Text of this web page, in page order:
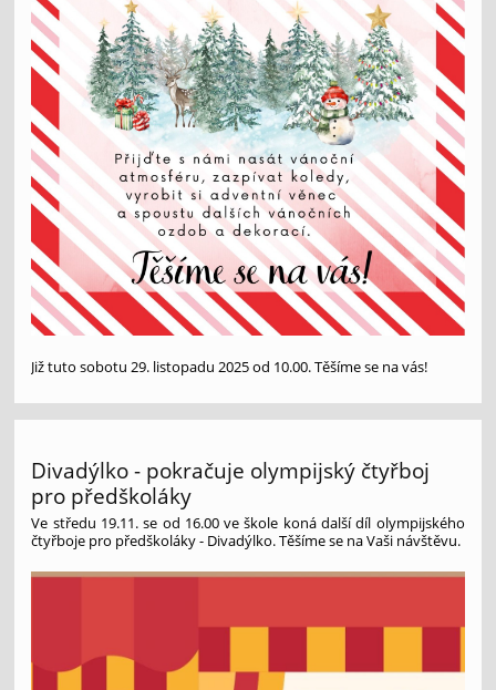
Již tuto sobotu 29. listopadu 2025 od 10.00.Těšíme se na vás!
Divadýlko - pokračuje olympijský čtyřboj
pro předškoláky
Ve středu 19.11. se od 16.00 ve škole koná další díl olympijského
čtyřboje pro předškoláky - Divadýlko. Těšíme se na Vaši návštěvu.